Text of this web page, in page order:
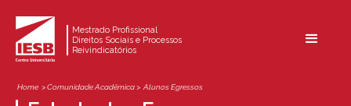
Mestrado Profissional
Direitos Sociais e Processos
Reivindicatórios
Home > Comunidade Acadêmica > Alunos Egressos